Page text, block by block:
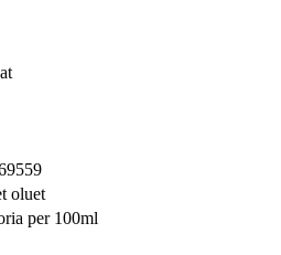
oluet
per 100ml